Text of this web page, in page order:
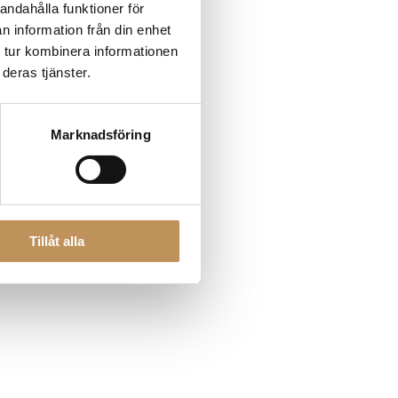
funktioner för
information från din enhet
kombinera informationen
tjänster.
Marknadsföring
Tillåt alla
information).